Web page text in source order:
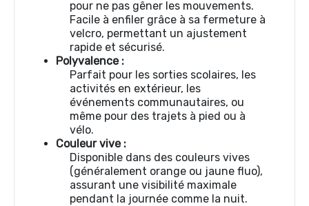
pour ne pas gêner les mouvements.
Facile à enfiler grâce à sa fermeture à
velcro, permettant un ajustement
rapide et sécurisé.
Polyvalence :
Parfait pour les sorties scolaires, les
activités en extérieur, les
événements communautaires, ou
même pour des trajets à pied ou à
vélo.
Couleur vive :
Disponible dans des couleurs vives
(généralement orange ou jaune fluo),
assurant une visibilité maximale
pendant la journée comme la nuit.